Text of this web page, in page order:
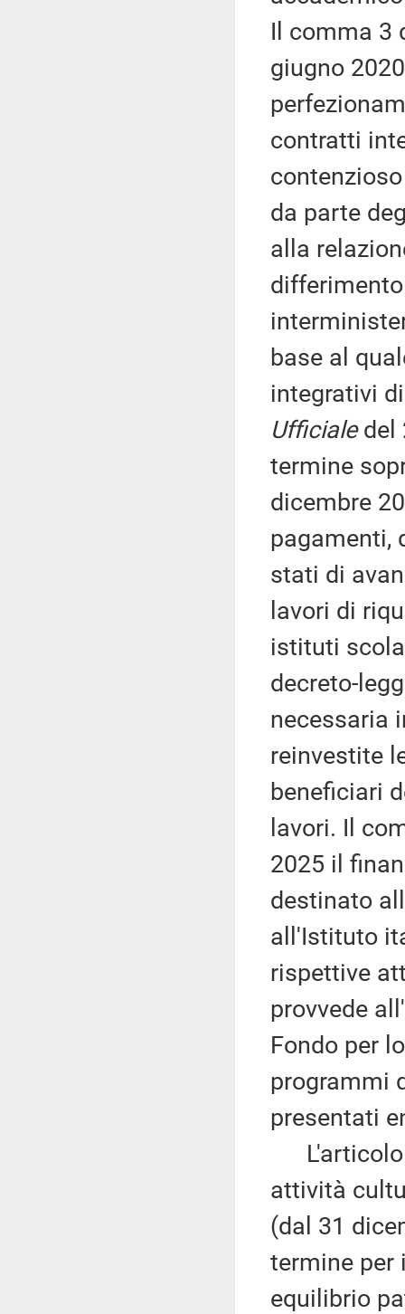
Il comma 3
giugno
contratti
da parte
alla
base al
integrativi
Ufficialedel
termine
dicembre
pagamenti,
stati di
lavori di
istituti
decreto-
necessaria
reinvestite
beneficiari
lavori. Il
2025 il
destinato
all'Istituto
rispettive
provvede
Fondo per
programmi
presentati
L'articolo
attività
(dal 31
termine per
equilibrio